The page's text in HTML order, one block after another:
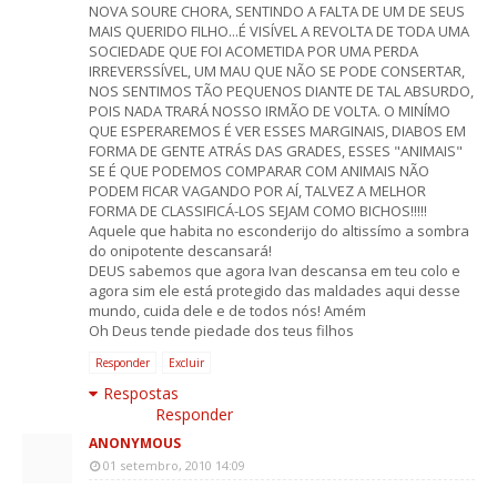
NOVA SOURE CHORA, SENTINDO A FALTA DE UM DE SEUS
MAIS QUERIDO FILHO...É VISÍVEL A REVOLTA DE TODA UMA
SOCIEDADE QUE FOI ACOMETIDA POR UMA PERDA
IRREVERSSÍVEL, UM MAU QUE NÃO SE PODE CONSERTAR,
NOS SENTIMOS TÃO PEQUENOS DIANTE DE TAL ABSURDO,
POIS NADA TRARÁ NOSSO IRMÃO DE VOLTA. O MINÍMO
QUE ESPERAREMOS É VER ESSES MARGINAIS, DIABOS EM
FORMA DE GENTE ATRÁS DAS GRADES, ESSES "ANIMAIS"
SE É QUE PODEMOS COMPARAR COM ANIMAIS NÃO
PODEM FICAR VAGANDO POR AÍ, TALVEZ A MELHOR
FORMA DE CLASSIFICÁ-LOS SEJAM COMO BICHOS!!!!!
Aquele que habita no esconderijo do altissímo a sombra
do onipotente descansará!
DEUS sabemos que agora Ivan descansa em teu colo e
agora sim ele está protegido das maldades aqui desse
mundo, cuida dele e de todos nós! Amém
Oh Deus tende piedade dos teus filhos
Responder Excluir
Respostas
Responder
ANONYMOUS
01 setembro, 2010 14:09